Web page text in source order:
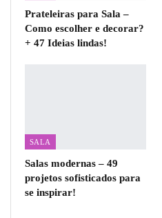
Prateleiras para Sala –
Como escolher e decorar?
+ 47 Ideias lindas!
SALA
Salas modernas – 49
projetos sofisticados para
se inspirar!